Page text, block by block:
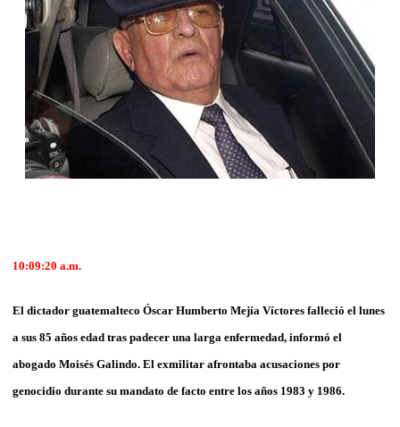
10:09:20 a.m.
El dictador guatemalteco Óscar Humberto Mejía Víctores falleció el lunes
a sus 85 años edad tras padecer una larga enfermedad, informó el
abogado Moisés Galindo. El exmilitar afrontaba acusaciones por
genocidio durante su mandato de facto entre los años 1983 y 1986.